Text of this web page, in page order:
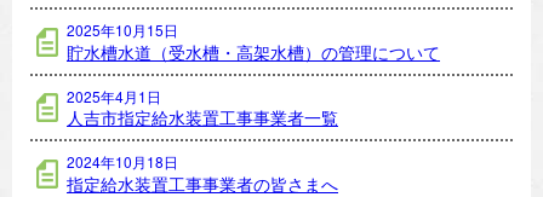
2025年10月15日
貯水槽水道（受水槽・高架水槽）の管理について
2025年4月1日
人吉市指定給水装置工事事業者一覧
2024年10月18日
指定給水装置工事事業者の皆さまへ